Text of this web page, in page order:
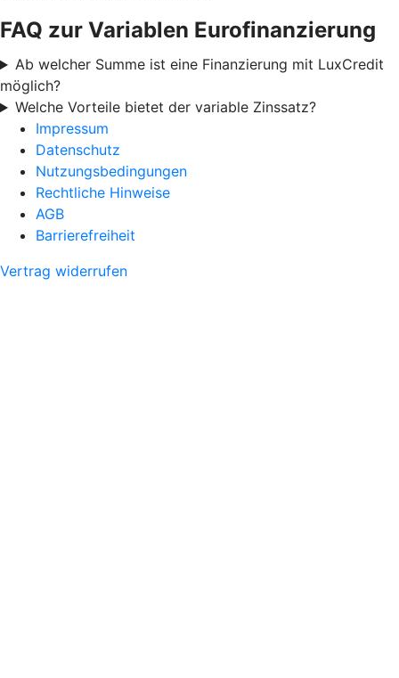
FAQ zur Variablen Eurofinanzierung
Ab welcher Summe ist eine Finanzierung mit LuxCredit
möglich?
Welche Vorteile bietet der variable Zinssatz?
Impressum
Datenschutz
Nutzungsbedingungen
Rechtliche Hinweise
AGB
Barrierefreiheit
Vertrag widerrufen